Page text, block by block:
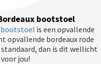
bootstoel
bootstoel is een opvallende
opvallende bordeaux rode
dan is dit wellicht
jou!